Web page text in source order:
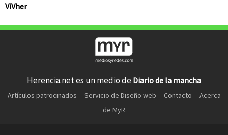
ViVher
Herencia.net es un medio de Diario de la mancha
Artículos patrocinados Servicio de Diseño web Contacto
Acerca
de MyR